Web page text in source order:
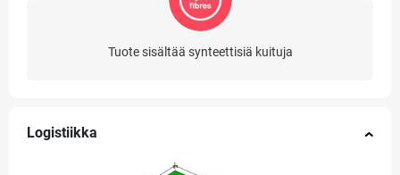
Tuote sisältää synteettisiä kuituja
Logistiikka